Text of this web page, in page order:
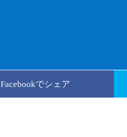
Facebookでシェア